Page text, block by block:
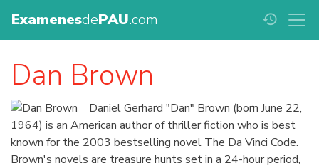
ExamenesdePAU.com history
Dan Brown
Daniel Gerhard "Dan" Brown (born June 22,
1964) is an American author of thriller fiction who is best
known for the 2003 bestselling novel The Da Vinci Code.
Brown's novels are treasure hunts set in a 24-hour period,